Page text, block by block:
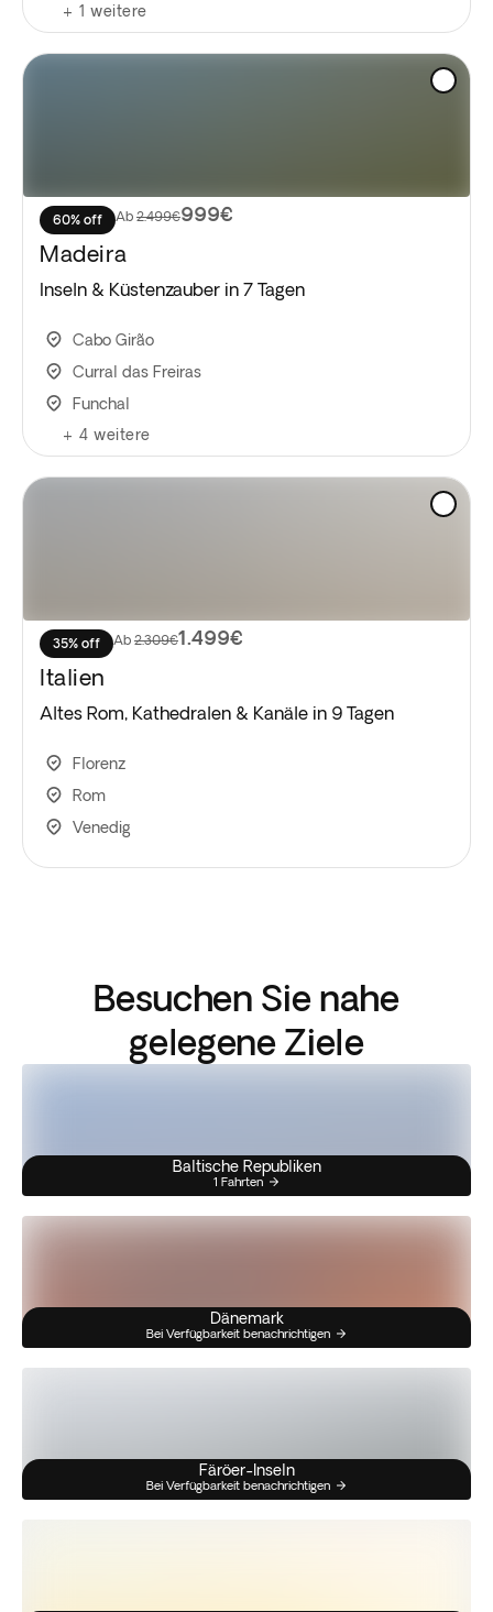
+ 1 weitere
60% off Ab 2.499€999€
Madeira
Inseln & Küstenzauber in 7 Tagen
Cabo Girão
Curral das Freiras
Funchal
+ 4 weitere
35% off Ab 2.309€1.499€
Italien
Altes Rom, Kathedralen & Kanäle in 9 Tagen
Florenz
Rom
Venedig
Besuchen Sie nahe
gelegene Ziele
Baltische Republiken
1 Fahrten
Dänemark
Bei Verfügbarkeit benachrichtigen
Färöer-Inseln
Bei Verfügbarkeit benachrichtigen